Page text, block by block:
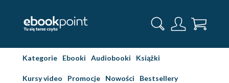
Kategorie Ebooki Audiobooki Książki
Kursy video Promocje Nowości Bestsellery